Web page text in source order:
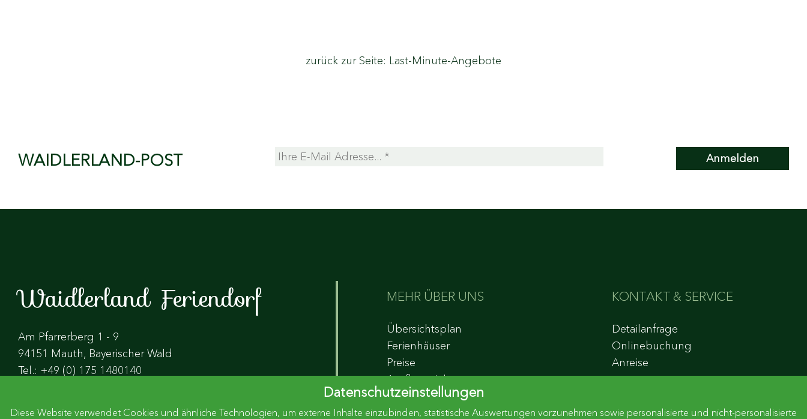
Datenschutzeinstellungen
Diese Website verwendet Cookies und ähnliche Technologien, um externe Inhalte einzubinden, statistische Auswertungen vorzunehmen sowie personalisierte und nicht-personalisierte
zurück zur Seite: Last-Minute-Angebote
WAIDLERLAND-POST
Waidlerland Feriendorf
Am Pfarrerberg 1 - 9
94151 Mauth, Bayerischer Wald
Tel.: +49 (0) 175 1480140
MEHR ÜBER UNS
Übersichtsplan
Ferienhäuser
Preise
Ausflugsziele
Aktivurlaub
Urlaubswetter
KONTAKT & SERVICE
Detailanfrage
Onlinebuchung
Anreise